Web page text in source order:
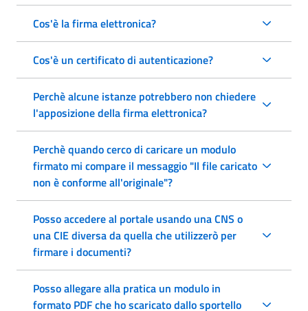
Cos'è la firma elettronica?
Cos'è un certificato di autenticazione?
Perchè alcune istanze potrebbero non chiedere
l'apposizione della firma elettronica?
Perchè quando cerco di caricare un modulo
firmato mi compare il messaggio "Il file caricato
non è conforme all'originale"?
Posso accedere al portale usando una CNS o
una CIE diversa da quella che utilizzerò per
firmare i documenti?
Posso allegare alla pratica un modulo in
formato PDF che ho scaricato dallo sportello